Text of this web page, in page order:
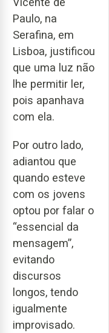
Paulo, na
Serafina, em
Lisboa, justificou
que uma luz não
lhe permitir ler,
pois apanhava
com ela.
Por outro lado,
adiantou que
quando esteve
com os jovens
optou por falar o
“essencial da
mensagem”,
evitando
discursos
longos, tendo
igualmente
improvisado.